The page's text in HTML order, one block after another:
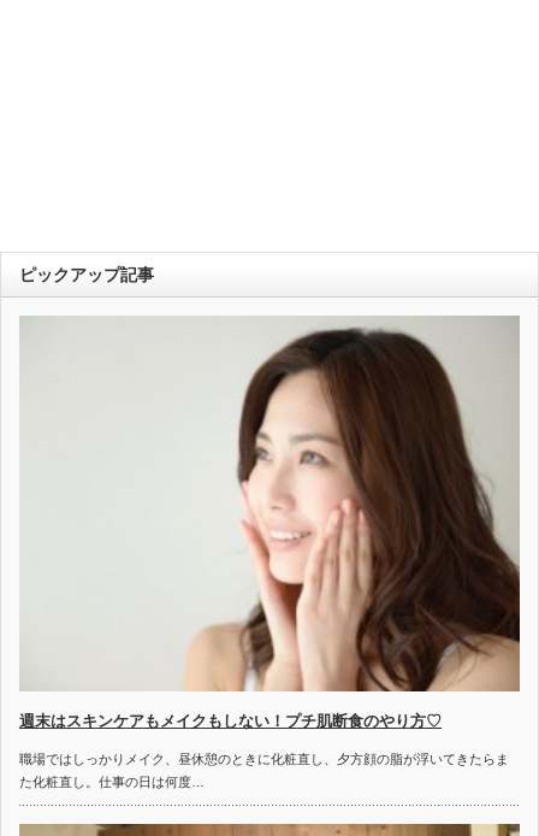
ピックアップ記事
週末はスキンケアもメイクもしない！プチ肌断食のやり方♡
職場ではしっかりメイク、昼休憩のときに化粧直し、夕方顔の脂が浮いてきたらま
た化粧直し。仕事の日は何度…